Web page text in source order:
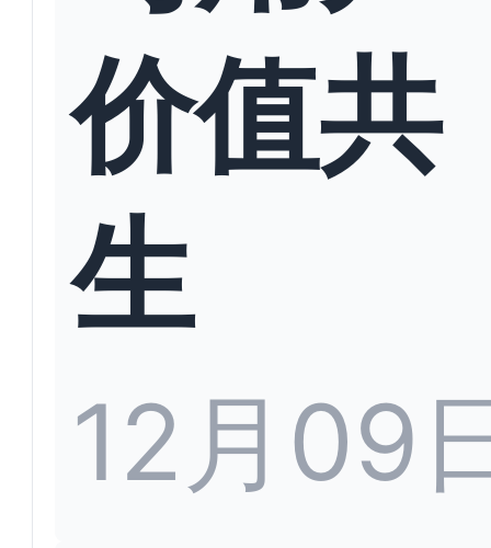
价值共
生
12月09